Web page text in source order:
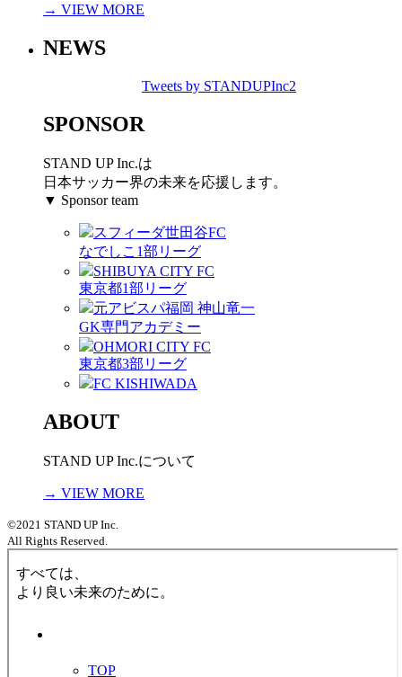
→ VIEW MORE
NEWS
Tweets by STANDUPInc2
SPONSOR
STAND UP Inc.は
日本サッカー界の未来を応援します。
▼ Sponsor team
スフィーダ世田谷FC
なでしこ1部リーグ
SHIBUYA CITY FC
東京都1部リーグ
元アビスパ福岡 神山竜一
GK専門アカデミー
OHMORI CITY FC
東京都3部リーグ
FC KISHIWADA
ABOUT
STAND UP Inc.について
→ VIEW MORE
©2021 STAND UP Inc.
All Rights Reserved.